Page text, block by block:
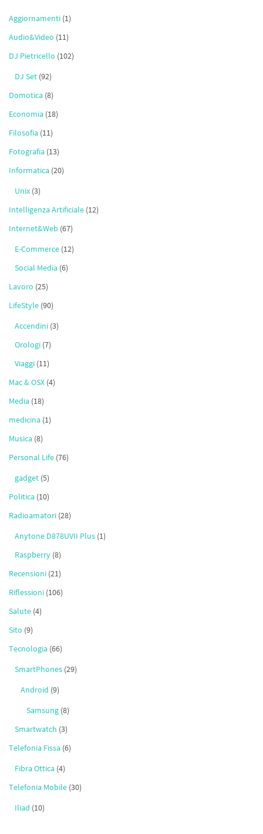
Aggiornamenti (1)
Audio&Video (11)
DJ Pietricello (102)
DJ Set (92)
Domotica (8)
Economia (18)
Filosofia (11)
Fotografia (13)
Informatica (20)
Unix (3)
Intelligenza Artificiale (12)
Internet&Web (67)
E-Commerce (12)
Social Media (6)
Lavoro (25)
LifeStyle (90)
Accendini (3)
Orologi (7)
Viaggi (11)
Mac & OSX (4)
Media (18)
medicina (1)
Musica (8)
Personal Life (76)
gadget (5)
Politica (10)
Radioamatori (28)
Anytone D878UVII Plus (1)
Raspberry (8)
Recensioni (21)
Riflessioni (106)
Salute (4)
Sito (9)
Tecnologia (66)
SmartPhones (29)
Android (9)
Samsung (8)
Smartwatch (3)
Telefonia Fissa (6)
Fibra Ottica (4)
Telefonia Mobile (30)
Iliad (10)